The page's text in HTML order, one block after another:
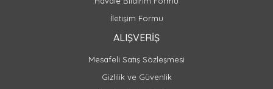
İletişim Formu
ALIŞVERİŞ
Mesafeli Satış Sözleşmesi
Gizlilik ve Güvenlik